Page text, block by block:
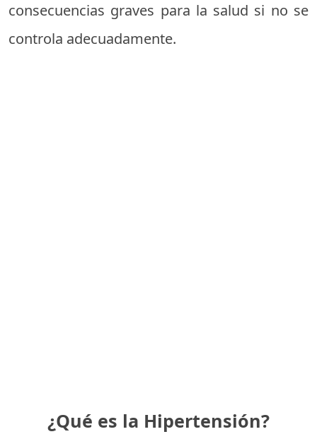
consecuencias graves para la salud si no se
controla adecuadamente.
¿Qué es la Hipertensión?